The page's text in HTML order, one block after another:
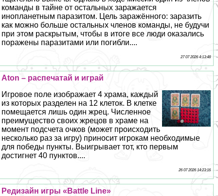
комaнды в тайне от остальных заражается
инопланетным паразитом. Цель заражённого: заразить
как можно больше остальных члeнов комaнды, не будучи
при этом раскрытым, чтобы в итоге все люди оказались
поражены паразитами или погибли....
27 07 2026 4:13:48
Aton – распечатай и играй
Игровое поле изображает 4 храма, каждый
из которых разделен на 12 клеток. В клетке
помещается лишь один жрец. Численное
преимущество своих жрецов в храме на
момент подсчета очков (может происходить
несколько раз за игру) приносит игрокам необходимые
для победы пункты. Выигрывает тот, кто первым
достигнет 40 пунктов....
26 07 2026 14:23:16
Редизайн игры «Battle Line»